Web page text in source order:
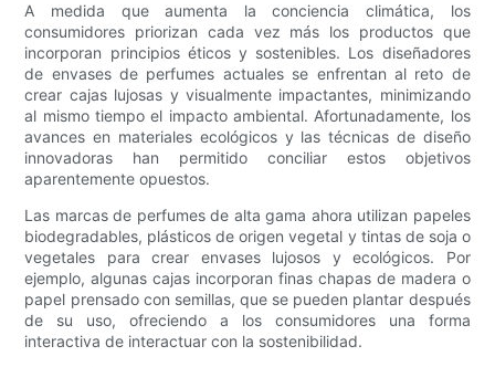
A medida que aumenta la conciencia climática, los
consumidores priorizan cada vez más los productos que
incorporan principios éticos y sostenibles. Los diseñadores
de envases de perfumes actuales se enfrentan al reto de
crear cajas lujosas y visualmente impactantes, minimizando
al mismo tiempo el impacto ambiental. Afortunadamente, los
avances en materiales ecológicos y las técnicas de diseño
innovadoras han permitido conciliar estos objetivos
aparentemente opuestos.
Las marcas de perfumes de alta gama ahora utilizan papeles
biodegradables, plásticos de origen vegetal y tintas de soja o
vegetales para crear envases lujosos y ecológicos. Por
ejemplo, algunas cajas incorporan finas chapas de madera o
papel prensado con semillas, que se pueden plantar después
de su uso, ofreciendo a los consumidores una forma
interactiva de interactuar con la sostenibilidad.